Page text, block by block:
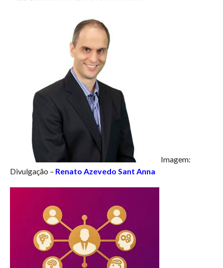
Imagem:
Divulgação – Renato Azevedo Sant Anna